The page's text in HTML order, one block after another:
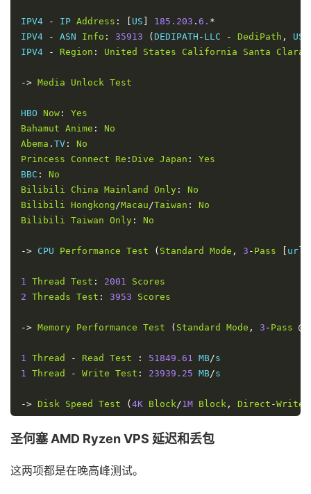
IPV4 - IP Address : US 185.203 . 6. *
IPV4
- ASN Info : 35913 ( DEDIPATH - LLC - DediPath , US
IPV4
- Region : United States California Santa Clara
-> Media Unlock Test
HBO Now :
Yes
Bahamut Anime :
No
Abema . TV :
No
Princess
Connect Re : Dive Japan :
Yes
BBC :
No
Bilibili
China Mainland Only :
No
Bilibili
Hongkong /Macau /Taiwan :
No
Bilibili
Taiwan Only : No
-> CPU Performance Test ( Standard Mode , 3 - Pass url
1 Thread Test : 2001
Scores
2 Threads Test : 3953 Scores
-> Memory Performance Test ( Standard Mode , 3 - Pass @
1 Thread - Read Test : 51849.61 MB/
1
Thread - Write Test : 23939.25 MB/s
-> Disk Speed Test ( 4K Block /1M Block , Direct -Write
Test Name Write Speed Read Speed
10MB-1M Block 1.8 GB
圣何塞 AMD Ryzen VPS 延迟和丢包
这两项都是在晚高峰测试。